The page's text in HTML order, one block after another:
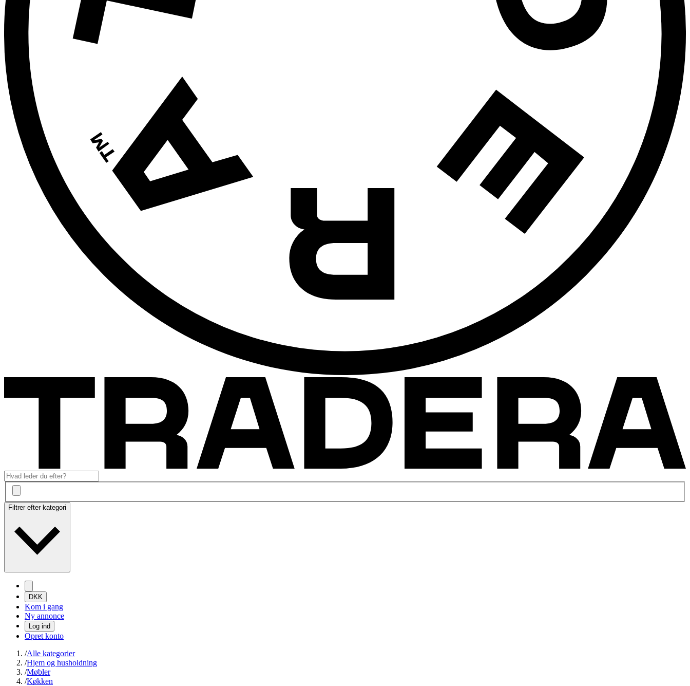
Filtrer efter kategori
DKK
Kom i gang
Ny annonce
Log ind
Opret konto
/Alle kategorier
/Hjem og husholdning
/Møbler
/Køkken